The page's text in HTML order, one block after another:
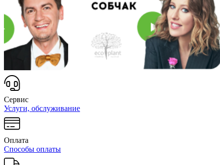
Сервис
Услуги, обслуживание
Оплата
Способы оплаты